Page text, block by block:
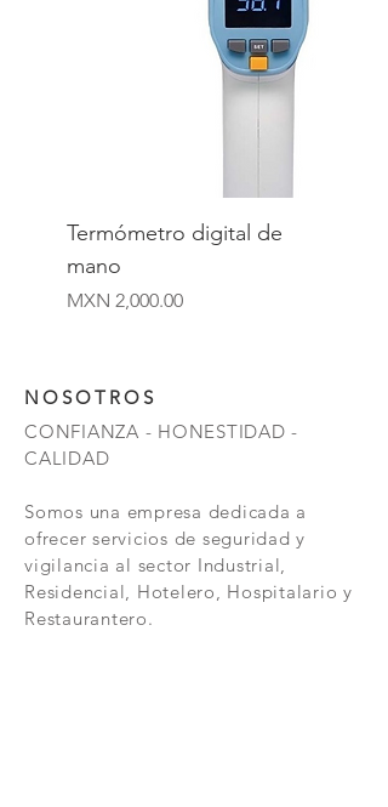
Termómetro digital de
mano
Precio
MXN 2,000.00
NOSOTROS
CONFIANZA - HONESTIDAD -
CALIDAD
Somos una empresa dedicada a
ofrecer servicios de seguridad y
vigilancia al sector Industrial,
Residencial, Hotelero, Hospitalario y
Restaurantero.